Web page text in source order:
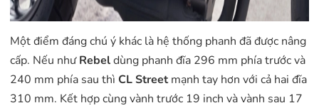
Một điểm đáng chú ý khác là hệ thống phanh đã được nâng
cấp. Nếu nhưRebeldùng phanh đĩa 296 mm phía trước và
240 mm phía sau thì CL Streetmạnh tay hơn với cả hai đĩa
310 mm. Kết hợp cùng vành trước 19 inch và vành sau 17